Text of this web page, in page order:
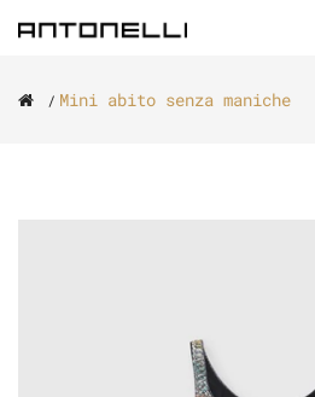
Mini abito senza maniche